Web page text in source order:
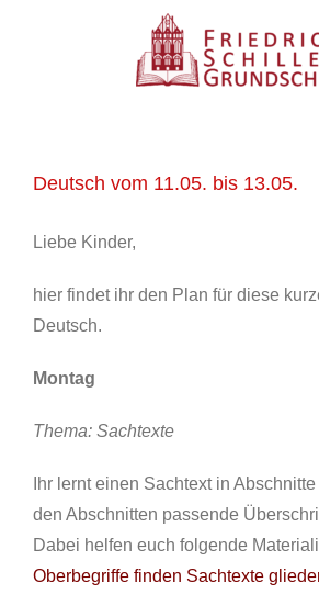
Deutsch vom 11.05. bis 13.05.
Liebe Kinder,
hier findet ihr den Plan für diese
Deutsch.
Montag
Thema: Sachtexte
Ihr lernt einen Sachtext in
den Abschnitten passende
Dabei helfen euch folgende
Oberbegriffe finden Sachtexte